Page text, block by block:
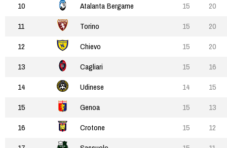
10
Atalanta Bergame 15
20
11
Torino 15
20
12
Chievo 15
20
13
Cagliari 15
16
14
Udinese 14
15
15
Genoa 15
13
16
Crotone 15
12